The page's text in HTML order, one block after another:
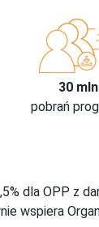
30 mln
pobrań
dla OPP z
wspiera